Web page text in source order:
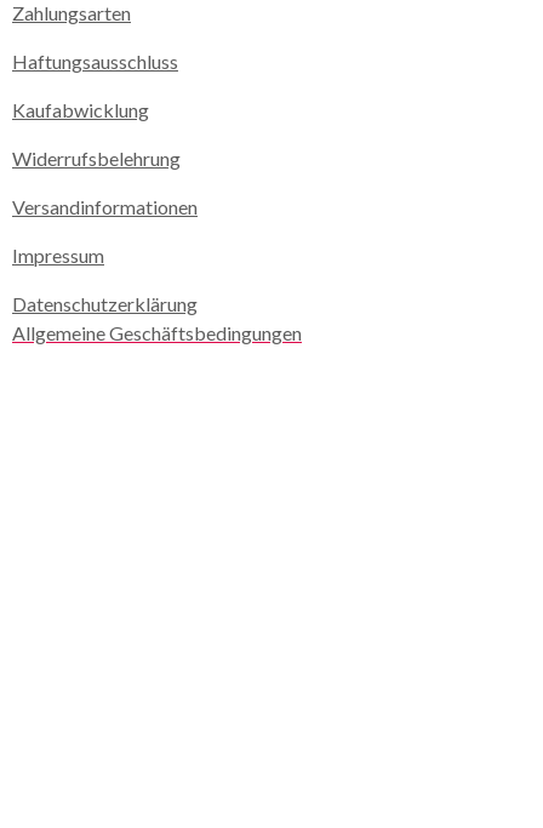
Zahlungsarten
Haftungsausschluss
Kaufabwicklung
Widerrufsbelehrung
Versandinformationen
Impressum
Datenschutzerklärung
Allgemeine Geschäftsbedingungen